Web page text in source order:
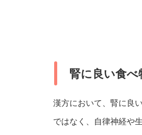
腎に良い食べ
漢方において、腎に良
ではなく、自律神経や